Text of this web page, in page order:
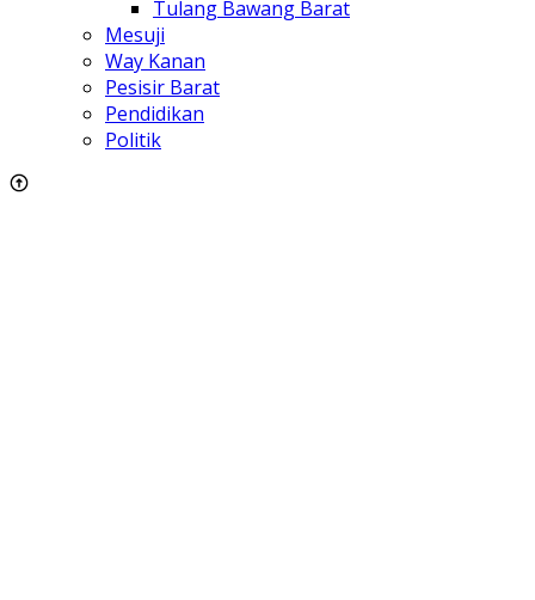
Tulang Bawang Barat
Mesuji
Way Kanan
Pesisir Barat
Pendidikan
Politik